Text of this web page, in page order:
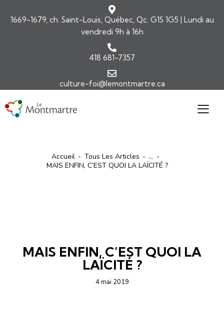
1669-1679, ch. Saint-Louis, Québec, Qc. G1S 1G5 | Lundi au
vendredi 9h à 16h
418 681-7357
culture-foi@lemontmartre.ca
Accueil Tous Les Articles
...
MAIS ENFIN, C’EST QUOI LA LAÏCITÉ ?
MAIS ENFIN, C’EST QUOI LA
LAÏCITÉ ?
4 mai 2019